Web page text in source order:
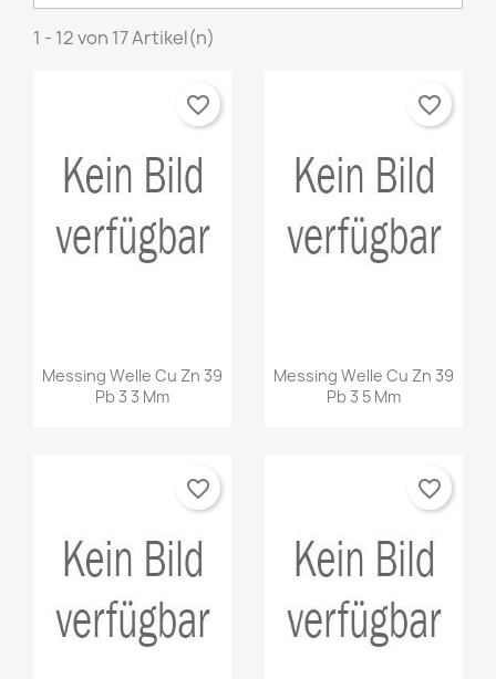
1 - 12 von 17 Artikel(n)
Messing Welle Cu Zn 39
Pb 3 3 Mm
favorite_border
Messing Welle Cu Zn 39
Pb 3 5 Mm
favorite_border
favorite_border favorite_border